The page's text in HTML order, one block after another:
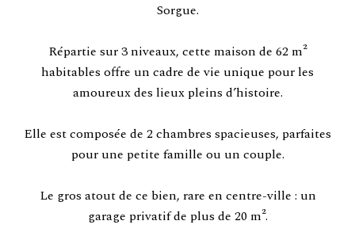
Sorgue.
Répartie sur 3 niveaux, cette maison de 62 m²
habitables offre un cadre de vie unique pour les
amoureux des lieux pleins d’histoire.
Elle est composée de 2 chambres spacieuses, parfaites
pour une petite famille ou un couple.
Le gros atout de ce bien, rare en centre-ville : un
garage privatif de plus de 20 m².